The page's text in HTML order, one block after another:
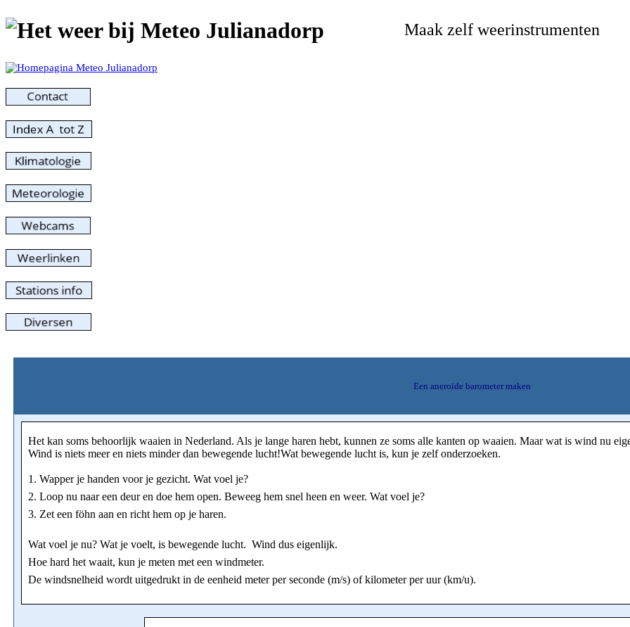
Maak zelf weerinstrumenten
Een aneroïde barometer maken
Het kan soms behoorlijk waaien in Nederland. Als je lange haren hebt, kunnen ze soms alle kanten op waaien. Maar wat is wind nu
Wind is niets meer en niets minder dan bewegende lucht!Wat bewegende lucht is, kun je zelf onderzoeken.
1. Wapper je handen voor je gezicht. Wat voel je?
2. Loop nu naar een deur en doe hem open. Beweeg hem snel heen en weer. Wat voel je?
3. Zet een föhn aan en richt hem op je haren.
Wat voel je nu? Wat je voelt, is bewegende lucht. Wind dus eigenlijk.
Hoe hard het waait, kun je meten met een windmeter.
De windsnelheid wordt uitgedrukt in de eenheid meter per seconde (m/s) of kilometer per uur (km/u).